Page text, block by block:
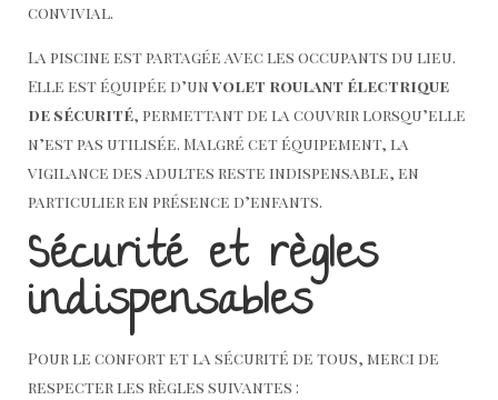
convivial.
La piscine est partagée avec les occupants du lieu.
Elle est équipée d’unvolet roulant électrique
de sécurité, permettant de la couvrir lorsqu’elle
n’est pas utilisée. Malgré cet équipement, la
vigilance des adultes reste indispensable, en
particulier en présence d’enfants.
Sécurité et règles
indispensables
Pour le confort et la sécurité de tous, merci de
respecter les règles suivantes :